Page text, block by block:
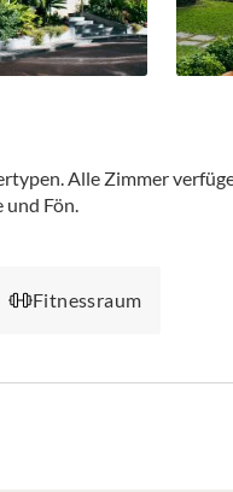
Alle Zimmer
Fön.
Fitnessraum